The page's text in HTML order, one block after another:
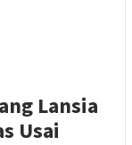
Lansia
Usai